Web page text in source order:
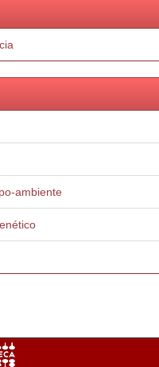
ambiente